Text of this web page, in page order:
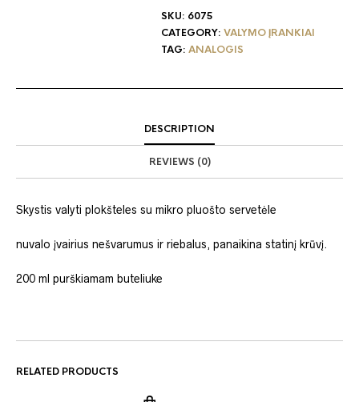
SKU: 6075
CATEGORY: VALYMO ĮRANKIAI
TAG: ANALOGIS
DESCRIPTION
REVIEWS (0)
Skystis valyti plokšteles su mikro pluošto servetėle
nuvalo įvairius nešvarumus ir riebalus, panaikina statinį krūvį.
200 ml purškiamam buteliuke
RELATED PRODUCTS